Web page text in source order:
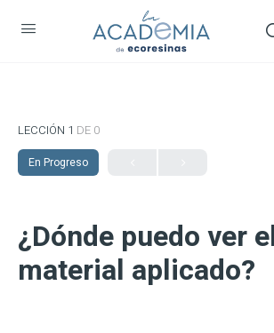
LECCIÓN 1 DE 0
En Progreso
¿Dónde puedo ver
material aplicado?